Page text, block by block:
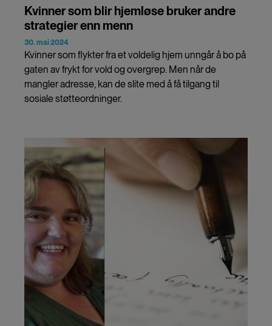
Kvinner som blir hjemløse bruker andre
strategier enn menn
30. mai 2024
Kvinner som flykter fra et voldelig hjem unngår å bo på
gaten av frykt for vold og overgrep. Men når de
mangler adresse, kan de slite med å få tilgang til
sosiale støtteordninger.